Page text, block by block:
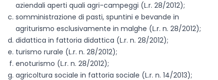
aziendali aperti quali agri-campeggi (L.r. 28/2012);
somministrazione di pasti, spuntini e bevande in
agriturismo esclusivamente in malghe (L.r. n. 28/2012);
didattica in fattoria didattica (L.r. n. 28/2012);
turismo rurale (L.r. n. 28/2012);
enoturismo (L.r. n. 28/2012);
agricoltura sociale in fattoria sociale (L.r. n. 14/2013);